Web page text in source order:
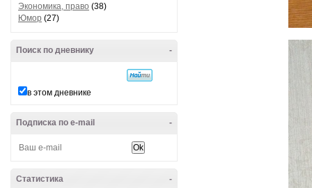
Экономика, право (38)
Юмор (27)
-
Поиск по дневнику
в этом дневнике
-
Подписка по e-mail
-
Статистика